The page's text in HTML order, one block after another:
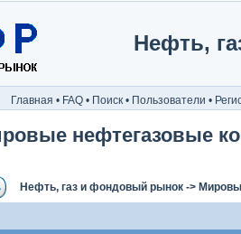
Нефть,
Главная • FAQ • Поиск • Пользователи •
нефтегазовые
Нефть, газ и фондовый рынок ->